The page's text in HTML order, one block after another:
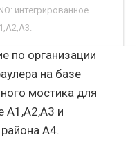
интегрированное
по организации
на базе
мостика для
А1,А2,А3 и
А4.